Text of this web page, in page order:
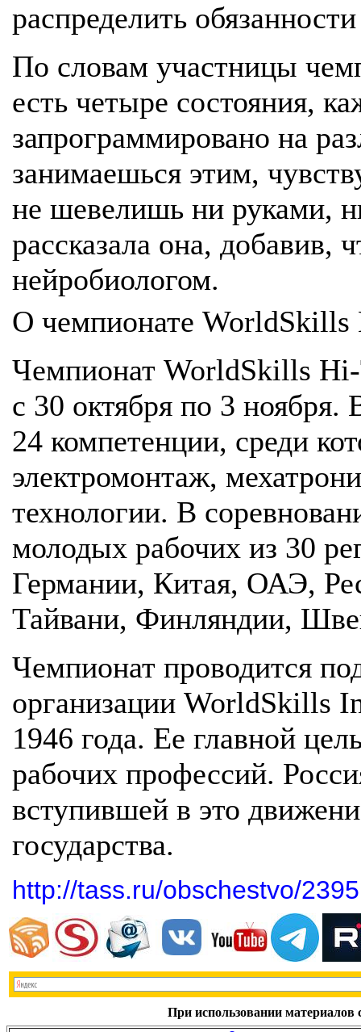
распределить
По словам участницы
есть четыре состояния,
запрограммировано на
занимаешься этим,
не шевелишь ни руками,
рассказала она, добавив,
нейробиологом.
О чемпионате WorldSkills
Чемпионат WorldSkills Hi-
с 30 октября по 3
24 компетенции, среди
электромонтаж,
технологии. В
молодых рабочих из 30
Германии, Китая, ОАЭ,
Тайвани, Финляндии,
Чемпионат проводится
организации WorldSkills
1946 года. Ее главной
рабочих профессий.
вступившей в это
государства.
http://tass.ru/obschestvo/
При использовании материалов